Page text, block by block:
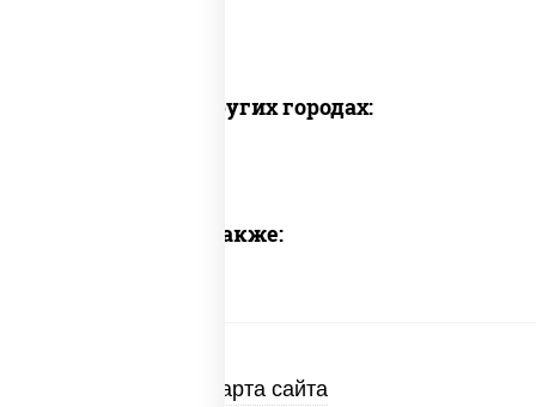
Доставка в других городах:
Предлагаем также:
Карта сайта